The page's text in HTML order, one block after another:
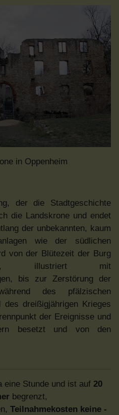
in Oppenheim
der die Stadtgeschichte
die Landskrone und endet
der unbekannten, kaum
wie der südlichen
von der Blütezeit der Burg
illustriert mit
bis zur Zerstörung der
des pfälzischen
des dreißigjährigen Krieges
der Ereignisse und
besetzt und von den
eine Stunde und ist auf 20
begrenzt,
Teilnahmekosten keine -